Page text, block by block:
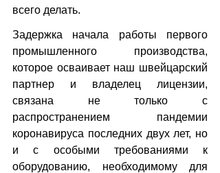
всего делать.
Задержка начала работы первого
промышленного производства,
которое осваивает наш швейцарский
партнер и владелец лицензии,
связана не только с
распространением пандемии
коронавируса последних двух лет, но
и с особыми требованиями к
оборудованию, необходимому для